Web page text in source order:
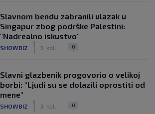
Slavnom bendu zabranili ulazak u
Singapur zbog podrške Palestini:
"Nadrealno iskustvo"
SHOWBIZ 3. kol. 0
Slavni glazbenik progovorio o velikoj
borbi: "Ljudi su se dolazili oprostiti od
mene"
SHOWBIZ 3. kol. 0